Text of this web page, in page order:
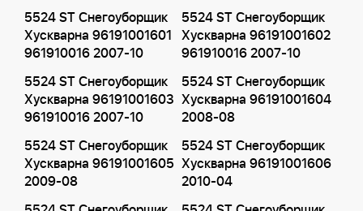
5524 ST Снегоуборщик
Хускварна 96191001601
961910016 2007-10
5524 ST Снегоуборщик
Хускварна 96191001602
961910016 2007-10
5524 ST Снегоуборщик
Хускварна 96191001603
961910016 2007-10
5524 ST Снегоуборщик
Хускварна 96191001604
2008-08
5524 ST Снегоуборщик
Хускварна 96191001605
2009-08
5524 ST Снегоуборщик
Хускварна 96191001606
2010-04